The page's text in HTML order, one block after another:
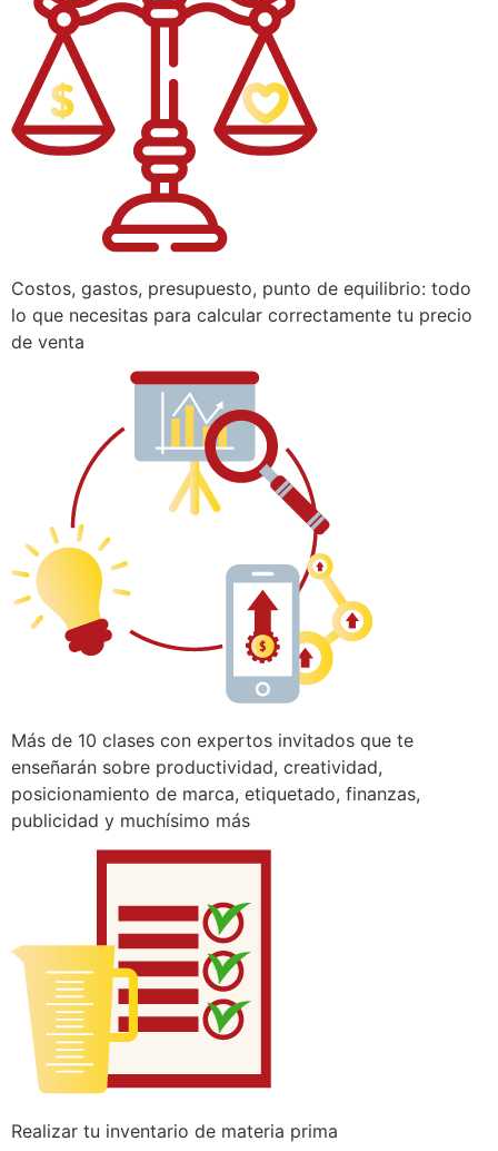
Costos, gastos, presupuesto, punto de equilibrio: todo
lo que necesitas para calcular correctamente tu precio
de venta
Más de 10 clases con expertos invitados que te
enseñarán sobre productividad, creatividad,
posicionamiento de marca, etiquetado, finanzas,
publicidad y muchísimo más
Realizar tu inventario de materia prima